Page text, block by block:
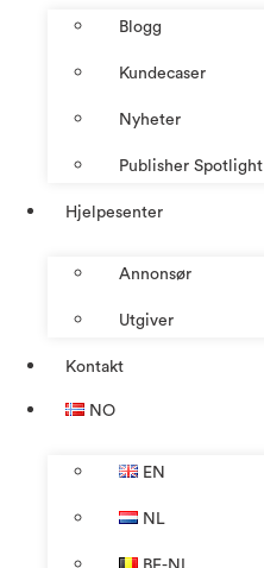
Blogg
Kundecaser
Nyheter
Publisher Spotlight
Hjelpesenter
Annonsør
Utgiver
Kontakt
NO
EN
NL